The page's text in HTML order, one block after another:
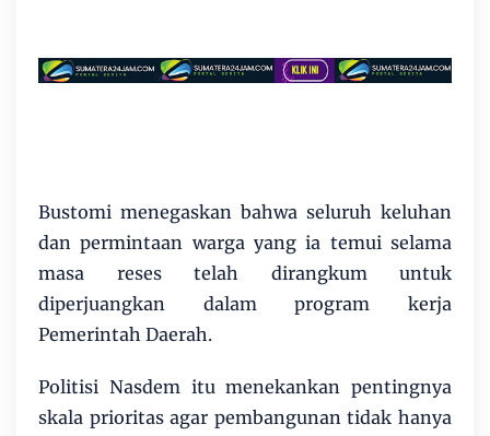
Bustomi menegaskan bahwa seluruh keluhan
dan permintaan warga yang ia temui selama
masa reses telah dirangkum untuk
diperjuangkan dalam program kerja
Pemerintah Daerah.
Politisi Nasdem itu menekankan pentingnya
skala prioritas agar pembangunan tidak hanya